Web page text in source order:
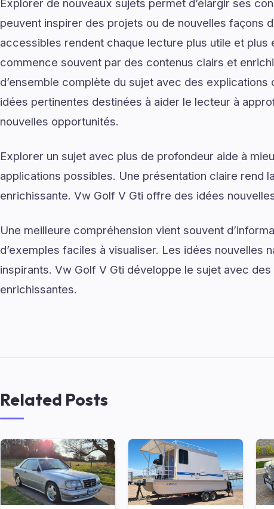
Explorer de nouveaux sujets permet d’élargir ses
peuvent inspirer des projets ou de nouvelles façons
accessibles rendent chaque lecture plus utile et plus
commence souvent par des contenus clairs et
d’ensemble complète du sujet avec des
idées pertinentes destinées à aider le lecteur à
nouvelles opportunités.
Explorer un sujet avec plus de profondeur aide à
applications possibles. Une présentation claire rend
enrichissante. Vw Golf V Gti offre des idées
Une meilleure compréhension vient souvent
d’exemples faciles à visualiser. Les idées nouvelles
inspirants. Vw Golf V Gti développe le sujet avec
enrichissantes.
Related Posts